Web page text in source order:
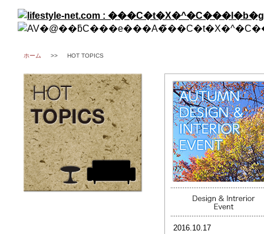
ホーム >> HOT TOPICS
2016.10.17